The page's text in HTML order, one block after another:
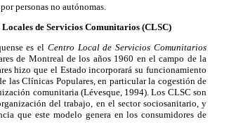
personas no autónomas.
de Servicios Comunitarios (CLSC)
es el Centro Local de Servicios Comunitarios
de Montreal de los años 1960 en el campo de la
hizo que el Estado incorporará su funcionamiento
las Clínicas Populares, en particular la cogestión de
comunitaria (Lévesque, 1994). Los CLSC son
del trabajo, en el sector sociosanitario, y
que este modelo genera en los consumidores de